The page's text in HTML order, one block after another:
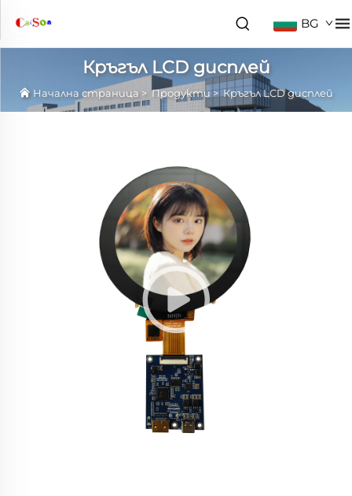
BG
Кръгъл LCD дисплей
Начална страница > Продукти>Кръгъл LCD дисплей